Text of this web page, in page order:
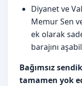
Diyanet ve
Memur Sen
ek olarak
barajını
Bağımsız
tamamen yok